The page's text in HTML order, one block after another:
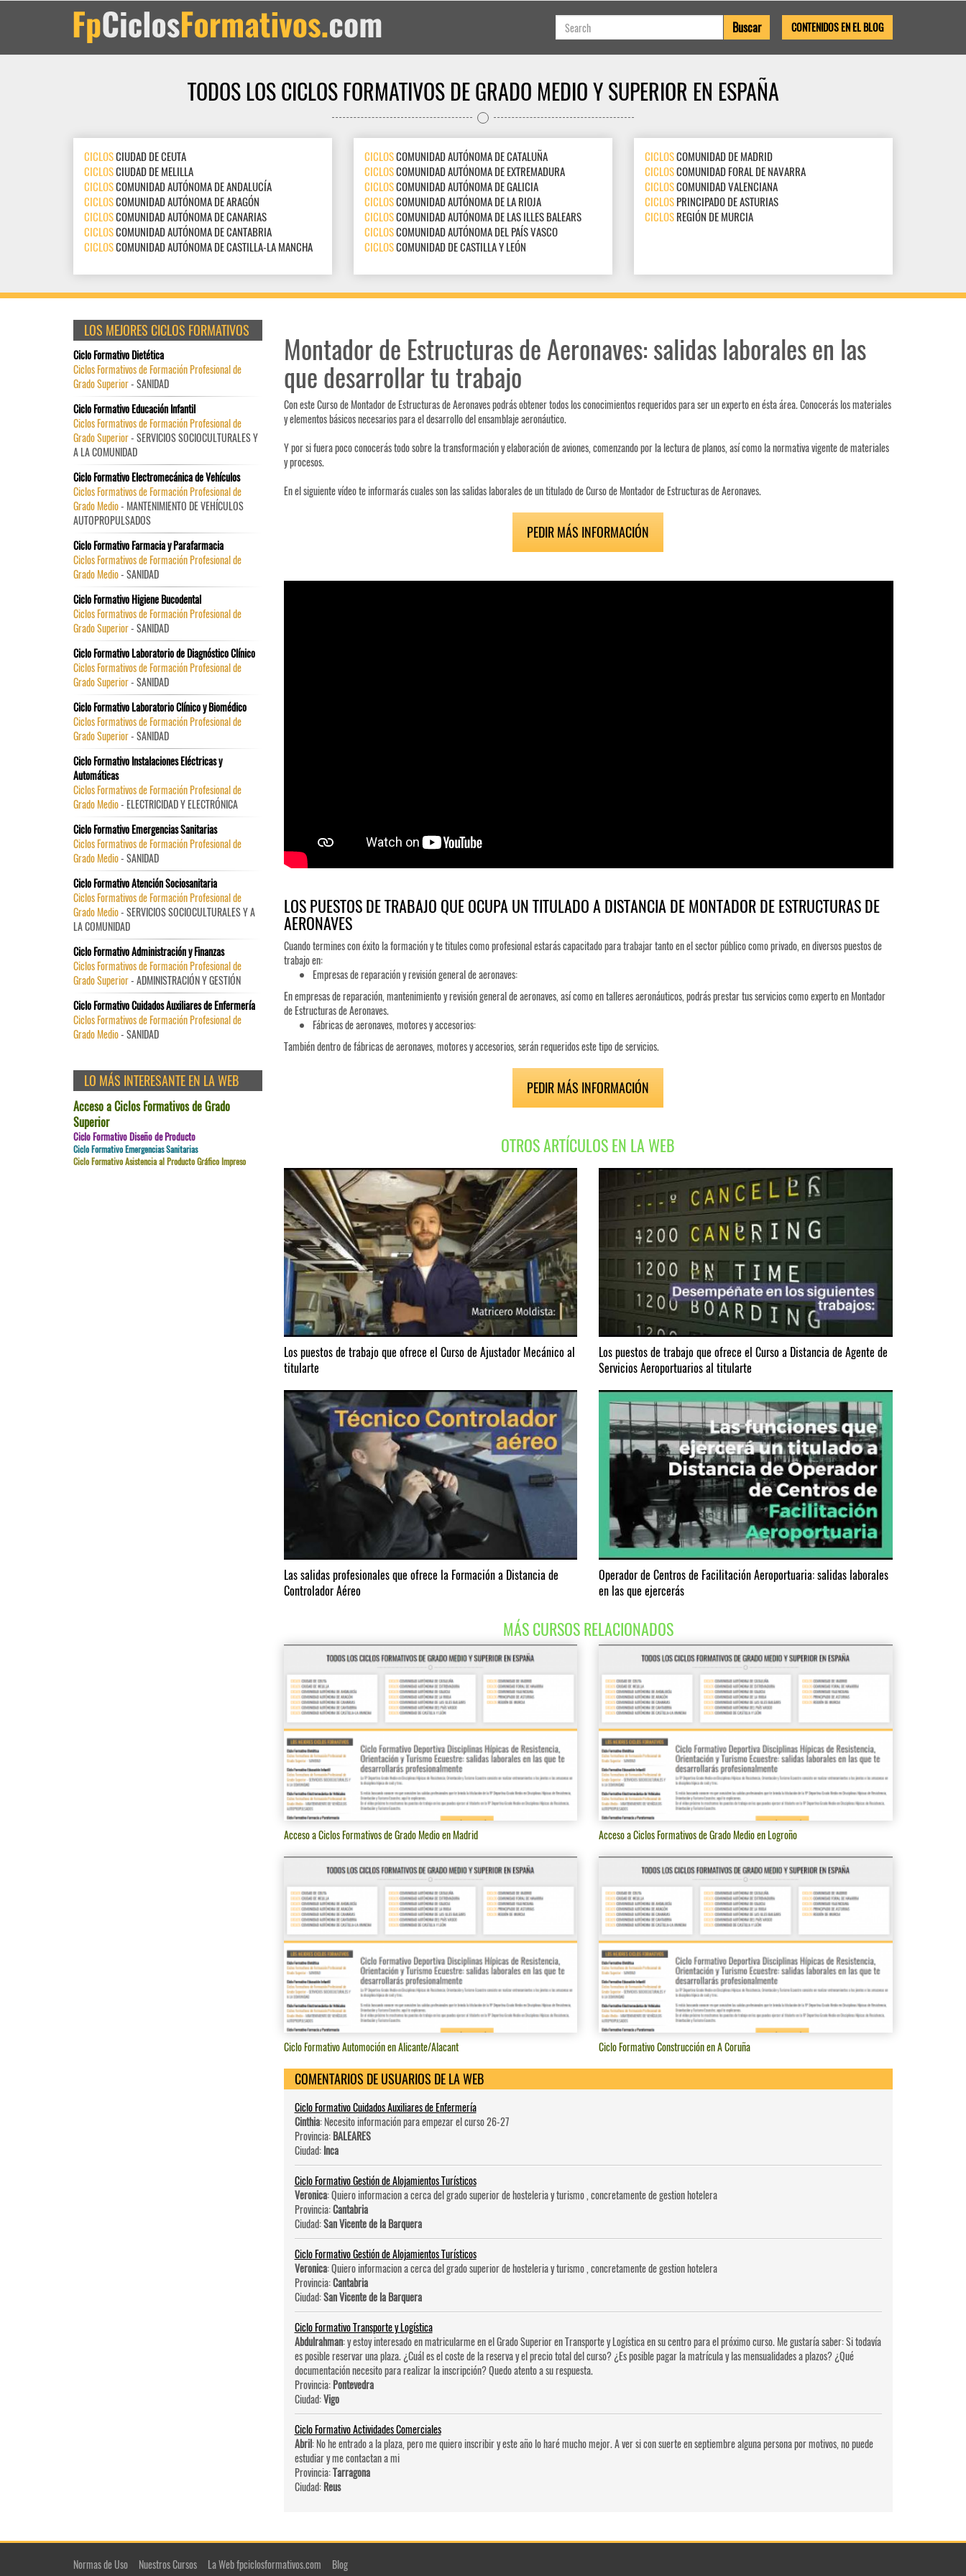
CONTENIDOS EN EL BLOG
TODOS LOS CICLOS FORMATIVOS DE GRADO MEDIO Y SUPERIOR EN ESPAÑA
CICLOSCIUDAD DE CEUTA
CICLOSCIUDAD DE MELILLA
CICLOSCOMUNIDAD AUTÓNOMA DE ANDALUCÍA
CICLOSCOMUNIDAD AUTÓNOMA DE ARAGÓN
CICLOSCOMUNIDAD AUTÓNOMA DE CANARIAS
CICLOSCOMUNIDAD AUTÓNOMA DE CANTABRIA
CICLOSCOMUNIDAD AUTÓNOMA DE CASTILLA-LA MANCHA
CICLOSCOMUNIDAD AUTÓNOMA DE CATALUÑA
CICLOSCOMUNIDAD AUTÓNOMA DE EXTREMADURA
CICLOSCOMUNIDAD AUTÓNOMA DE GALICIA
CICLOSCOMUNIDAD AUTÓNOMA DE LA RIOJA
CICLOSCOMUNIDAD AUTÓNOMA DE LAS ILLES BALEARS
CICLOSCOMUNIDAD AUTÓNOMA DEL PAÍS VASCO
CICLOSCOMUNIDAD DE CASTILLA Y LEÓN
CICLOSCOMUNIDAD DE MADRID
CICLOSCOMUNIDAD FORAL DE NAVARRA
CICLOSCOMUNIDAD VALENCIANA
CICLOSPRINCIPADO DE ASTURIAS
CICLOSREGIÓN DE MURCIA
Montador de Estructuras de Aeronaves: salidas laborales en las
que desarrollar tu trabajo
Con este Curso de Montador de Estructuras de Aeronaves podrás obtener todos los conocimientos requeridos para ser un experto en ésta área. Conocerás los materiales
y elementos básicos necesarios para el desarrollo del ensamblaje aeronáutico.
Y por si fuera poco conocerás todo sobre la transformación y elaboración de aviones, comenzando por la lectura de planos, así como la normativa vigente de materiales
y procesos.
En el siguiente vídeo te informarás cuales son las salidas laborales de un titulado de Curso de Montador de Estructuras de Aeronaves.
PEDIR MÁS INFORMACIÓN
LOS PUESTOS DE TRABAJO QUE OCUPA UN TITULADO A DISTANCIA DE MONTADOR DE ESTRUCTURAS DE
AERONAVES
Cuando termines con éxito la formación y te titules como profesional estarás capacitado para trabajar tanto en el sector público como privado, en diversos puestos de
trabajo en:
Empresas de reparación y revisión general de aeronaves:
En empresas de reparación, mantenimiento y revisión general de aeronaves, así como en talleres aeronáuticos, podrás prestar tus servicios como experto en Montador
de Estructuras de Aeronaves.
Fábricas de aeronaves, motores y accesorios:
También dentro de fábricas de aeronaves, motores y accesorios, serán requeridos este tipo de servicios.
PEDIR MÁS INFORMACIÓN
OTROS ARTÍCULOS EN LA WEB
Los puestos de trabajo que ofrece el Curso de Ajustador Mecánico al
titularte
Los puestos de trabajo que ofrece el Curso a Distancia de Agente de
Servicios Aeroportuarios al titularte
Las salidas profesionales que ofrece la Formación a Distancia de
Controlador Aéreo
Operador de Centros de Facilitación Aeroportuaria: salidas laborales
en las que ejercerás
MÁS CURSOS RELACIONADOS
Acceso a Ciclos Formativos de Grado Medio en Madrid Acceso a Ciclos Formativos de Grado Medio en Logroño
Ciclo Formativo Automoción en Alicante/Alacant Ciclo Formativo Construcción en A Coruña
COMENTARIOS DE USUARIOS DE LA WEB
Ciclo Formativo Cuidados Auxiliares de Enfermería
Cinthia: Necesito información para empezar el curso 26-27
Provincia:BALEARES
Ciudad:Inca
Ciclo Formativo Gestión de Alojamientos Turísticos
Veronica: Quiero informacion a cerca del grado superior de hosteleri­a y turismo , concretamente de gestion hotelera
Provincia:Cantabria
Ciudad:San Vicente de la Barquera
Ciclo Formativo Gestión de Alojamientos Turísticos
Veronica: Quiero informacion a cerca del grado superior de hosteleri­a y turismo , concretamente de gestion hotelera
Provincia:Cantabria
Ciudad:San Vicente de la Barquera
Ciclo Formativo Transporte y Logística
Abdulrahman: y estoy interesado en matricularme en el Grado Superior en Transporte y Logística en su centro para el próximo curso. Me gustaría saber: Si todavía
es posible reservar una plaza. ¿Cuál es el coste de la reserva y el precio total del curso? ¿Es posible pagar la matrícula y las mensualidades a plazos? ¿Qué
documentación necesito para realizar la inscripción? Quedo atento a su respuesta.
Provincia:Pontevedra
Ciudad:Vigo
Ciclo Formativo Actividades Comerciales
Abril: No he entrado a la plaza, pero me quiero inscribir y este año lo haré mucho mejor. A ver si con suerte en septiembre alguna persona por motivos, no puede
estudiar y me contactan a mi
Provincia:Tarragona
Ciudad:Reus
LOS MEJORES CICLOS FORMATIVOS
Ciclo Formativo Dietética
Ciclos Formativos de Formación Profesional de
Grado Superior- SANIDAD
Ciclo Formativo Educación Infantil
Ciclos Formativos de Formación Profesional de
Grado Superior- SERVICIOS SOCIOCULTURALES Y
A LA COMUNIDAD
Ciclo Formativo Electromecánica de Vehículos
Ciclos Formativos de Formación Profesional de
Grado Medio- MANTENIMIENTO DE VEHÍCULOS
AUTOPROPULSADOS
Ciclo Formativo Farmacia y Parafarmacia
Ciclos Formativos de Formación Profesional de
Grado Medio- SANIDAD
Ciclo Formativo Higiene Bucodental
Ciclos Formativos de Formación Profesional de
Grado Superior- SANIDAD
Ciclo Formativo Laboratorio de Diagnóstico Clínico
Ciclos Formativos de Formación Profesional de
Grado Superior- SANIDAD
Ciclo Formativo Laboratorio Clínico y Biomédico
Ciclos Formativos de Formación Profesional de
Grado Superior- SANIDAD
Ciclo Formativo Instalaciones Eléctricas y
Automáticas
Ciclos Formativos de Formación Profesional de
Grado Medio- ELECTRICIDAD Y ELECTRÓNICA
Ciclo Formativo Emergencias Sanitarias
Ciclos Formativos de Formación Profesional de
Grado Medio- SANIDAD
Ciclo Formativo Atención Sociosanitaria
Ciclos Formativos de Formación Profesional de
Grado Medio- SERVICIOS SOCIOCULTURALES Y A
LA COMUNIDAD
Ciclo Formativo Administración y Finanzas
Ciclos Formativos de Formación Profesional de
Grado Superior- ADMINISTRACIÓN Y GESTIÓN
Ciclo Formativo Cuidados Auxiliares de Enfermería
Ciclos Formativos de Formación Profesional de
Grado Medio- SANIDAD
LO MÁS INTERESANTE EN LA WEB
Acceso a Ciclos Formativos de Grado
Superior
Ciclo Formativo Diseño de Producto
Ciclo Formativo Emergencias Sanitarias
Ciclo Formativo Asistencia al Producto Gráfico Impreso
Normas de Uso Nuestros Cursos La Web fpciclosformativos.com Blog